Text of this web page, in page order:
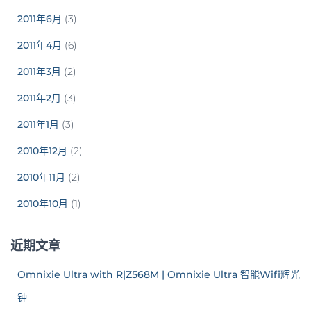
2011年6月 (3)
2011年4月 (6)
2011年3月 (2)
2011年2月 (3)
2011年1月 (3)
2010年12月 (2)
2010年11月 (2)
2010年10月 (1)
近期文章
Omnixie Ultra with R|Z568M | Omnixie Ultra 智能Wifi辉光
钟